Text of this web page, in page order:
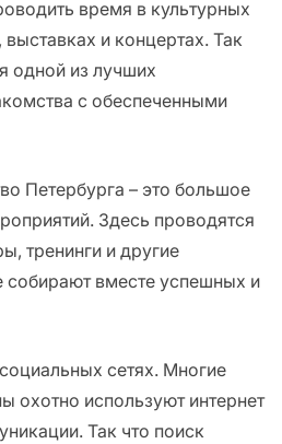
время в культурных
и концертах. Так
одной из лучших
с обеспеченными
Петербурга – это большое
Здесь проводятся
тренинги и другие
собирают вместе успешных и
сетях. Многие
охотно используют интернет
Так что поиск